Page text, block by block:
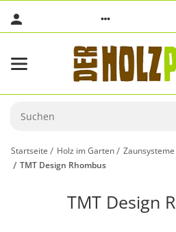
Startseite Holz im Garten Zaunsysteme
TMT Design Rhombus
TMT Design